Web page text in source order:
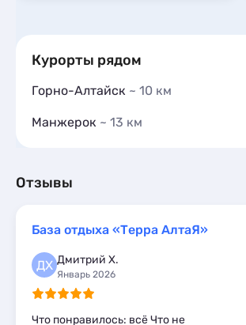
Курорты рядом
Горно-Алтайск ~ 10 км
Частный сектор 2
Квартиры посуточно
Апартаменты 1
Шале 1
Манжерок ~ 13 км
Гостиницы и отели
Шале 5
Отзывы
База отдыха «Терра АлтаЯ»
ДХ Дмитрий Х.
Январь 2026
Что понравилось: всё Что не